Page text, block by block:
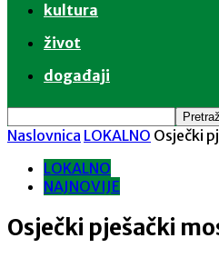
kultura
život
događaji
Naslovnica LOKALNO Osječki
LOKALNO
NAJNOVIJE
Osječki pješački